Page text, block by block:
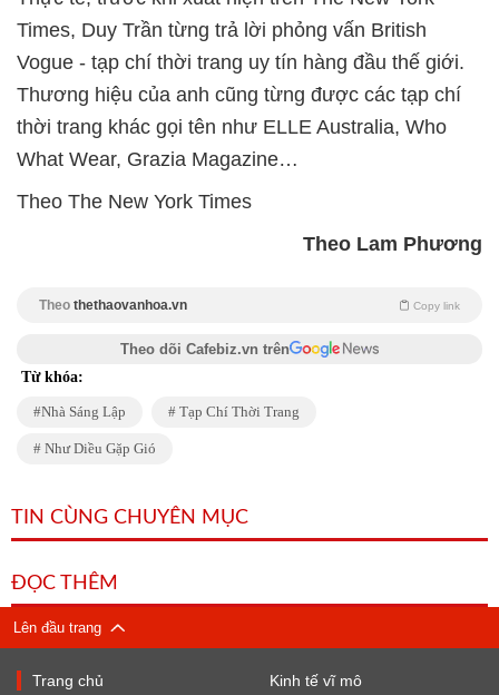
Times, Duy Trần từng trả lời phỏng vấn British
Vogue - tạp chí thời trang uy tín hàng đầu thế giới.
Thương hiệu của anh cũng từng được các tạp chí
thời trang khác gọi tên như ELLE Australia, Who
What Wear, Grazia Magazine…
Theo The New York Times
Theo Lam Phương
Theo thethaovanhoa.vn Copy link
Theo dõi Cafebiz.vn trên
Từ khóa:
Nhà Sáng Lập Tạp Chí Thời Trang
Như Diều Gặp Gió
TIN CÙNG CHUYÊN MỤC
ĐỌC THÊM
Lên đầu trang
Trang chủ Kinh tế vĩ mô